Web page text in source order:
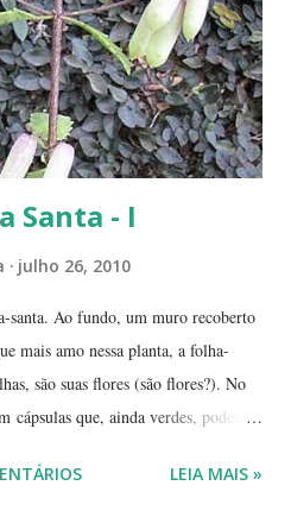
mais crescia, mais difícil seria
ao pé de jabuticaba,
Santa - I
julho 26, 2010
santa. Ao fundo, um muro recoberto
mais amo nessa planta, a folha-
são suas flores (são flores?). No
que, ainda verdes, podem
suas flores ainda amadurecendo.
LEIA MAIS »